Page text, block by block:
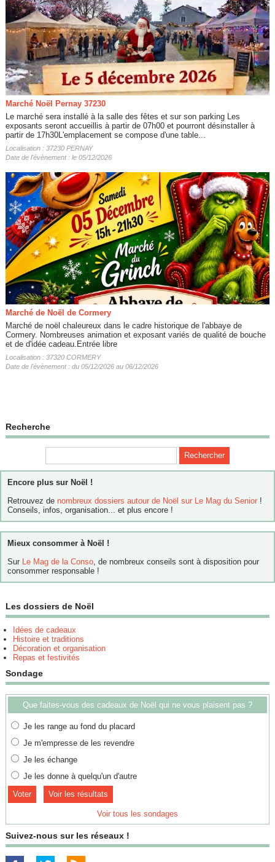
Marché Noël Pernay 37230
Le marché sera installé à la salle des fêtes et sur son parking Les
exposants seront accueillis à partir de 07h00 et pourront désinstaller à
partir de 17h30L'emplacement se compose d'une table...
Localisation : 37230 PERNAY
Date de l'évènement : le 05/12/2026
Marché de Noël de Cormery
Marché de noël chaleureux dans le cadre historique de l'abbaye de
Cormery. Nombreuses animation et exposant variés de qualité de bouche
et de d'idée cadeau.Entrée libre
Localisation : 37320 CORMERY
Date de l'évènement : du 05/12/2026 au 06/12/2026
Recherche
Encore plus sur Noël !
Retrouvez de nombreux dossiers autour de Noël sur Le Mag du Senior !
Conseils, infos, organisation... et plus encore !
Mieux consommer à Noël !
Sur
Le Mag de la Conso , de nombreux conseils sont à disposition pour
consommer responsable !
Les dossiers de Noël
Idées de cadeaux
Histoire et traditions
Décoration et organisation
Repas et festivités
Sondage
Que faites-vous des cadeaux de Noël qui ne vous plaisent pas ?
Je les range au fond du placard
Je m'empresse de les revendre
Je les échange
Je les donne à quelqu'un d'autre
Voir les résultats
Voir tous les sondages
Suivez-nous sur les réseaux !